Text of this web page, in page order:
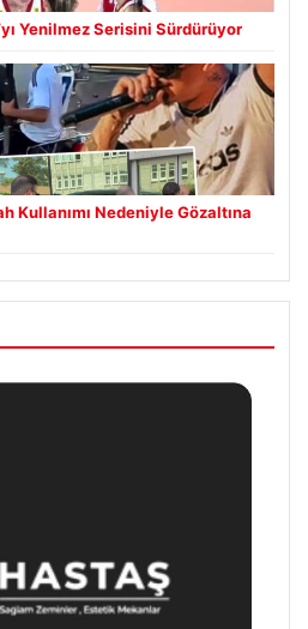
Yenilmez Serisini Sürdürüyor
Kullanımı Nedeniyle Gözaltına